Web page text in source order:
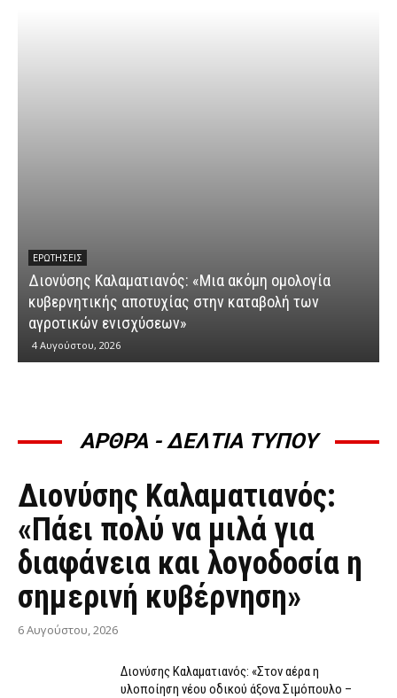
ΕΡΩΤΉΣΕΙΣ
Διονύσης Καλαματιανός: «Μια ακόμη ομολογία
κυβερνητικής αποτυχίας στην καταβολή των
αγροτικών ενισχύσεων»
4 Αυγούστου, 2026
ΑΡΘΡΑ - ΔΕΛΤΙΑ ΤΥΠΟΥ
ΆΡΘΡΑ - ΔΕΛΤΊΑ ΤΎΠΟΥ
Διονύσης Καλαματιανός:
«Πάει πολύ να μιλά για
διαφάνεια και λογοδοσία η
σημερινή κυβέρνηση»
6 Αυγούστου, 2026
Διονύσης Καλαματιανός: «Στον αέρα η
υλοποίηση νέου οδικού άξονα Σιμόπουλο –